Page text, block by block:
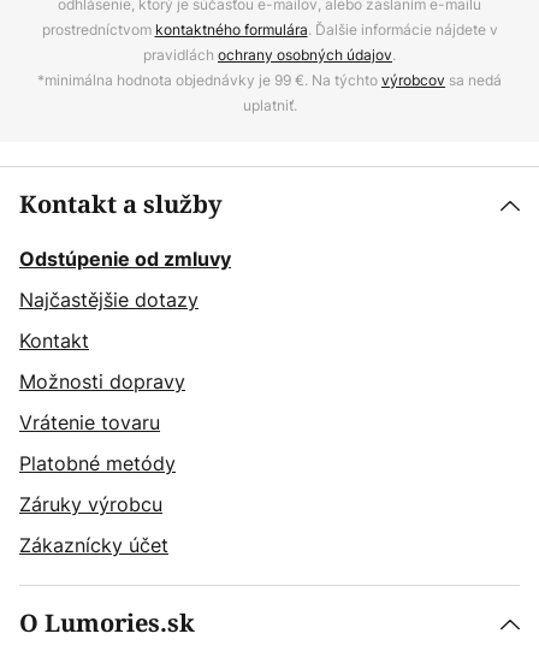
odhlásenie, ktorý je súčasťou e-mailov, alebo zaslaním e-mailu
prostredníctvom kontaktného formulára. Ďalšie informácie nájdete v
pravidlách ochrany osobných údajov.
*minimálna hodnota objednávky je 99 €. Na týchtovýrobcov sa nedá
uplatniť.
Kontakt a služby
Odstúpenie od zmluvy
Najčastějšie dotazy
Kontakt
Možnosti dopravy
Vrátenie tovaru
Platobné metódy
Záruky výrobcu
Zákaznícky účet
O Lumories.sk